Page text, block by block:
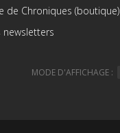
de Chroniques (boutique)
newsletters
MODE D'AFFICHAGE :